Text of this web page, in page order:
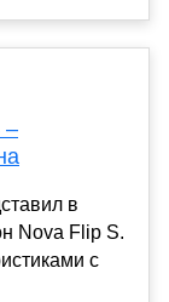
–
в
Nova Flip S.
с